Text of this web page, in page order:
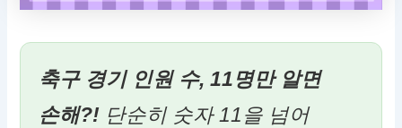
축구 경기 인원 수, 11명만 알면
손해?! 단순히 숫자 11을 넘어